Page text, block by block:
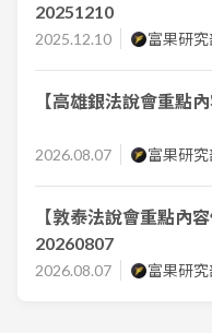
20251210
2025.12.10 富果研究
【高雄銀法說會重點
2026.08.07 富果研究
【敦泰法說會重點內
20260807
2026.08.07 富果研究